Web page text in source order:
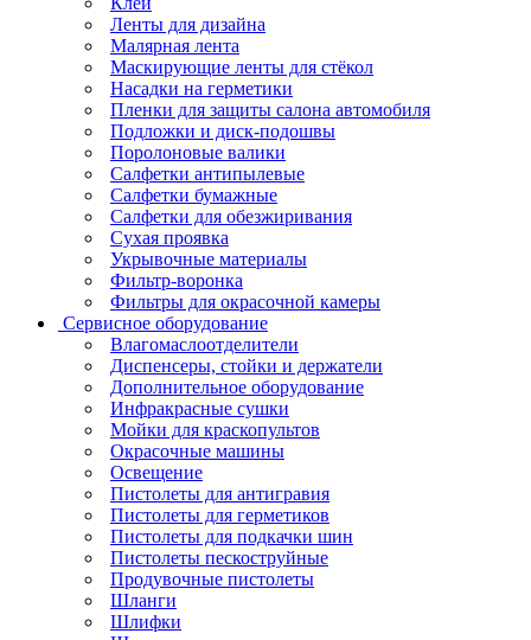
Ленты для дизайна
Малярная лента
Маскирующие ленты для стёкол
Насадки на герметики
Пленки для защиты салона автомобиля
Подложки и диск-подошвы
Поролоновые валики
Салфетки антипылевые
Салфетки бумажные
Салфетки для обезжиривания
Сухая проявка
Укрывочные материалы
Фильтр-воронка
Фильтры для окрасочной камеры
Сервисное оборудование
Влагомаслоотделители
Диспенсеры, стойки и держатели
Дополнительное оборудование
Инфракрасные сушки
Мойки для краскопультов
Окрасочные машины
Освещение
Пистолеты для антигравия
Пистолеты для герметиков
Пистолеты для подкачки шин
Пистолеты пескоструйные
Продувочные пистолеты
Шланги
Шлифки